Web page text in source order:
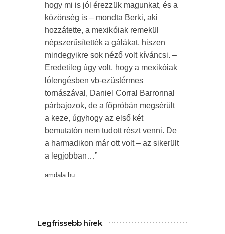
hogy mi is jól érezzük magunkat, és a
közönség is – mondta Berki, aki
hozzátette, a mexikóiak remekül
népszerűsítették a gálákat, hiszen
mindegyikre sok néző volt kíváncsi. –
Eredetileg úgy volt, hogy a mexikóiak
lólengésben vb-ezüstérmes
tornászával, Daniel Corral Barronnal
párbajozok, de a főpróbán megsérült
a keze, úgyhogy az első két
bemutatón nem tudott részt venni. De
a harmadikon már ott volt – az sikerült
a legjobban…”
amdala.hu
Legfrissebb hírek